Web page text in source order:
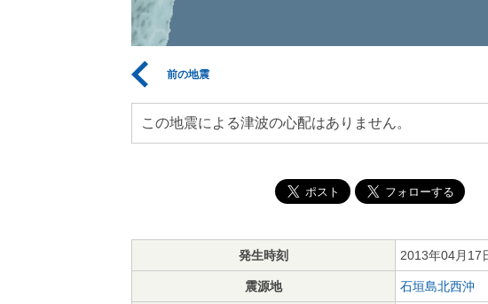
前の地震
この地震による津波の心配はありません。
発生時刻 2013年04月17
震源地 石垣島北西沖